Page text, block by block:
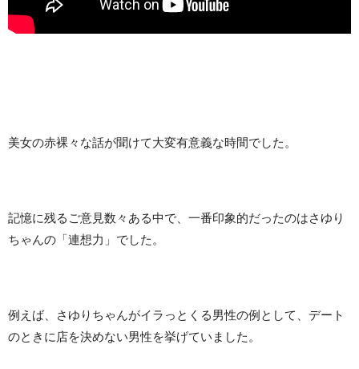
美女の赤裸々な話が聞けて大変有意義な時間でした。
記憶に残るご意見数々ある中で、一番印象的だったのはさゆり
ちゃんの「連想力」でした。
例えば、さゆりちゃんがイラっとくる男性の例として、デート
のときに店を決めない男性を挙げていました。